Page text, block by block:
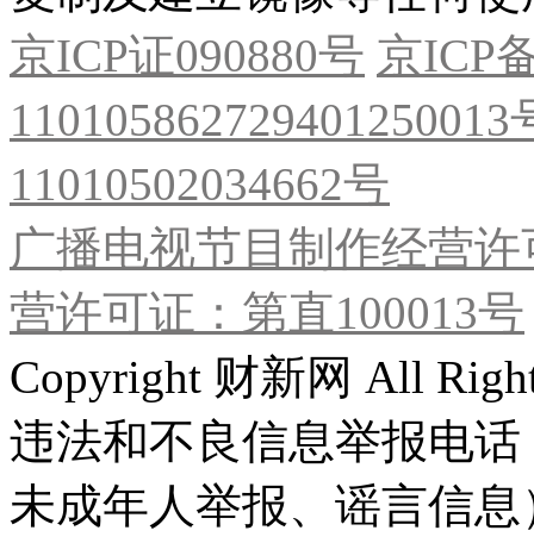
京ICP证090880号 京ICP
11010502034662号
广播电视节目制作经营
营许可证：第直100013号
Copyright 财新网 All
违法和不良信息举报电
未成年人举报、谣言信